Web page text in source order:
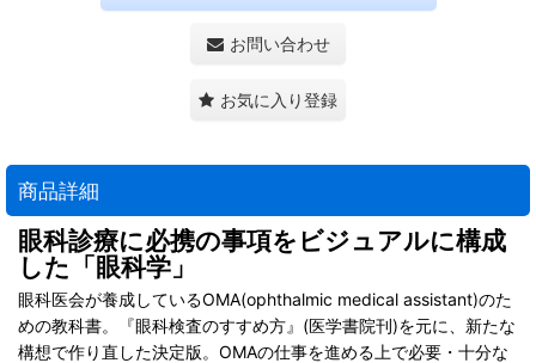
お問い合わせ
お気に入り登録
商品詳細
眼科診療に必携の事項をビジュアルに構成
した「眼科学」
眼科医会が養成しているOMA(ophthalmic medical assistant)のた
めの教科書。『眼科検査のすすめ方』(医学書院刊)を元に、新たな
構想で作り直した決定版。OMAの仕事を進める上で必要・十分な